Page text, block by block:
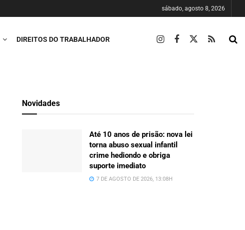
sábado, agosto 8, 2026
DIREITOS DO TRABALHADOR
Novidades
Até 10 anos de prisão: nova lei
torna abuso sexual infantil
crime hediondo e obriga
suporte imediato
7 DE AGOSTO DE 2026, 13:08H